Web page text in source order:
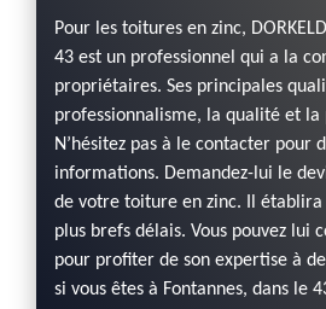
Pour les toitures en zinc,
43 est un professionnel qui a la
propriétaires. Ses principales
professionnalisme, la qualité et la
N’hésitez pas à le contacter pour
informations. Demandez-lui le
de votre toiture en zinc. Il établira
plus brefs délais. Vous pouvez lui
pour profiter de son expertise à
si vous êtes à Fontannes, dans le